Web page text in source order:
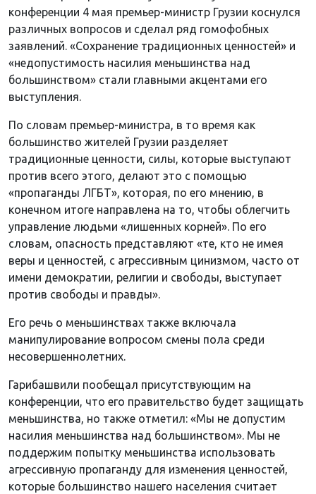
конференции 4 мая премьер-министр Грузии коснулся
различных вопросов и сделал ряд гомофобных
заявлений. «Сохранение традиционных ценностей» и
«недопустимость насилия меньшинства над
большинством» стали главными акцентами его
выступления.
По словам премьер-министра, в то время как
большинство жителей Грузии разделяет
традиционные ценности, силы, которые выступают
против всего этого, делают это с помощью
«пропаганды ЛГБТ», которая, по его мнению, в
конечном итоге направлена ​​​​на то, чтобы облегчить
управление людьми «лишенных корней». По его
словам, опасность представляют «те, кто не имея
веры и ценностей, с агрессивным цинизмом, часто от
имени демократии, религии и свободы, выступает
против свободы и правды».
Его речь о меньшинствах также включала
манипулирование вопросом смены пола среди
несовершеннолетних.
Гарибашвили пообещал присутствующим на
конференции, что его правительство будет защищать
меньшинства, но также отметил: «Мы не допустим
насилия меньшинства над большинством». Мы не
поддержим попытку меньшинства использовать
агрессивную пропаганду для изменения ценностей,
которые большинство нашего населения считает